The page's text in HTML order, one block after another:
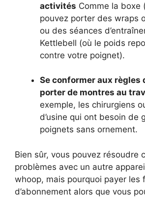
activités Comme la boxe
pouvez porter des wraps
ou des séances
Kettlebell (où le poids
contre votre poignet).
Se conformer aux règles
porter de montres au
exemple, les chirurgiens
d’usine qui ont besoin de
poignets sans ornement.
Bien sûr, vous pouvez résoudre
problèmes avec un autre
whoop, mais pourquoi payer les
d’abonnement alors que vous